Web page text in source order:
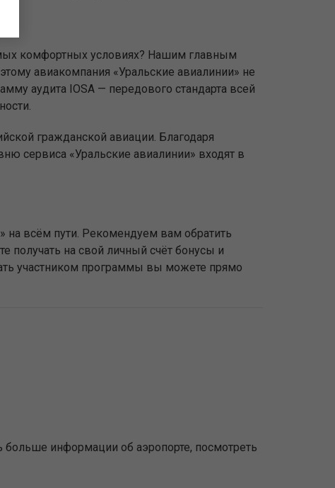
комфортных условиях? Нашим главным
авиакомпания «Уральские авиалинии» не
аудита IOSA — передового стандарта всей
гражданской авиации. Благодаря
сервиса «Уральские авиалинии» входят в
всём пути. Рекомендуем вам обратить
получать на свой личный счёт бонусы и
участником программы вы можете прямо
информации об аэропорте, посмотреть